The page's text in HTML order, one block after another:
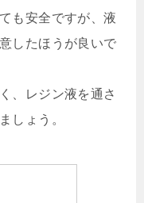
も安全ですが、液
したほうが良いで
、レジン液を通さ
しょう。